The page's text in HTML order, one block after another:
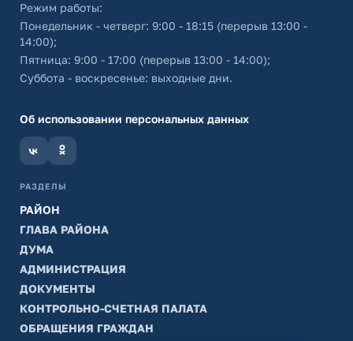
Режим работы:
Понедельник - четверг: 9:00 - 18:15 (перерыв 13:00 -
14:00);
Пятница: 9:00 - 17:00 (перерыв 13:00 - 14:00);
Суббота - воскресенье: выходные дни.
Об использовании персональных данных
РАЗДЕЛЫ
РАЙОН
ГЛАВА РАЙОНА
ДУМА
АДМИНИСТРАЦИЯ
ДОКУМЕНТЫ
КОНТРОЛЬНО-СЧЕТНАЯ ПАЛАТА
ОБРАЩЕНИЯ ГРАЖДАН